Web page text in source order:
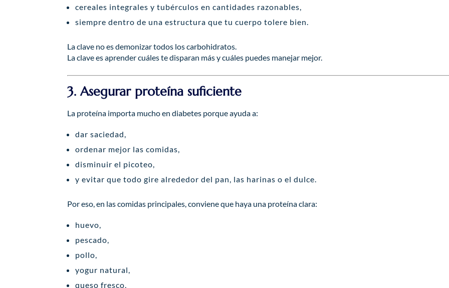
cereales integrales y tubérculos en cantidades razonables,
siempre dentro de una estructura que tu cuerpo tolere bien.
La clave no es demonizar todos los carbohidratos.
La clave es aprender cuáles te disparan más y cuáles puedes manejar mejor.
3. Asegurar proteína suficiente
La proteína importa mucho en diabetes porque ayuda a:
dar saciedad,
ordenar mejor las comidas,
disminuir el picoteo,
y evitar que todo gire alrededor del pan, las harinas o el dulce.
Por eso, en las comidas principales, conviene que haya una proteína clara:
huevo,
pescado,
pollo,
yogur natural,
queso fresco,